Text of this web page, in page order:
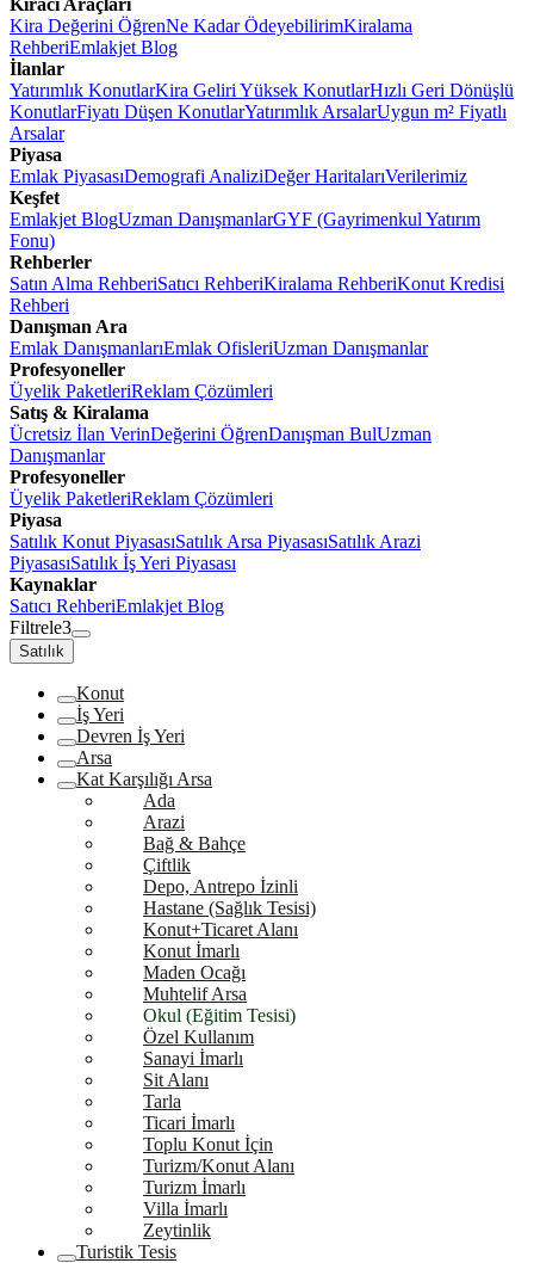
Kiracı Araçları
Kira Değerini ÖğrenNe Kadar ÖdeyebilirimKiralama
RehberiEmlakjet Blog
İlanlar
Yatırımlık KonutlarKira Geliri Yüksek KonutlarHızlı Geri Dönüşlü
KonutlarFiyatı Düşen KonutlarYatırımlık ArsalarUygun m² Fiyatlı
Arsalar
Piyasa
Emlak PiyasasıDemografi AnaliziDeğer HaritalarıVerilerimiz
Keşfet
Emlakjet BlogUzman DanışmanlarGYF (Gayrimenkul Yatırım
Fonu)
Rehberler
Satın Alma RehberiSatıcı RehberiKiralama RehberiKonut Kredisi
Rehberi
Danışman Ara
Emlak DanışmanlarıEmlak OfisleriUzman Danışmanlar
Profesyoneller
Üyelik PaketleriReklam Çözümleri
Satış & Kiralama
Ücretsiz İlan VerinDeğerini ÖğrenDanışman BulUzman
Danışmanlar
Profesyoneller
Üyelik PaketleriReklam Çözümleri
Piyasa
Satılık Konut PiyasasıSatılık Arsa PiyasasıSatılık Arazi
PiyasasıSatılık İş Yeri Piyasası
Kaynaklar
Satıcı RehberiEmlakjet Blog
Filtrele3
Satılık
Konut
İş Yeri
Devren İş Yeri
Arsa
Kat Karşılığı Arsa
Ada
Arazi
Bağ & Bahçe
Çiftlik
Depo, Antrepo İzinli
Hastane (Sağlık Tesisi)
Konut+Ticaret Alanı
Konut İmarlı
Maden Ocağı
Muhtelif Arsa
Okul (Eğitim Tesisi)
Özel Kullanım
Sanayi İmarlı
Sit Alanı
Tarla
Ticari İmarlı
Toplu Konut İçin
Turizm/Konut Alanı
Turizm İmarlı
Villa İmarlı
Zeytinlik
Turistik Tesis